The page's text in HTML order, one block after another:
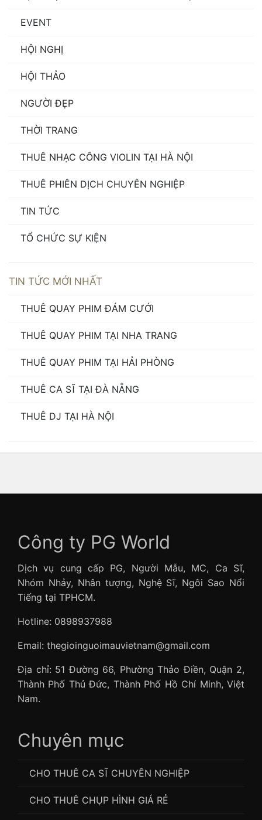
EVENT
HỘI NGHỊ
HỘI THẢO
NGƯỜI ĐẸP
THỜI TRANG
THUÊ NHẠC CÔNG VIOLIN TẠI HÀ NỘI
THUÊ PHIÊN DỊCH CHUYÊN NGHIỆP
TIN TỨC
TỔ CHỨC SỰ KIỆN
TIN TỨC MỚI NHẤT
THUÊ QUAY PHIM ĐÁM CƯỚI
THUÊ QUAY PHIM TẠI NHA TRANG
THUÊ QUAY PHIM TẠI HẢI PHÒNG
THUÊ CA SĨ TẠI ĐÀ NẴNG
THUÊ DJ TẠI HÀ NỘI
Công ty PG World
Dịch vụ cung cấp PG, Người Mẫu, MC, Ca Sĩ,
Nhóm Nhảy, Nhân tượng, Nghệ Sĩ, Ngôi Sao Nổi
Tiếng tại TPHCM.
Hotline: 0898937988
Email: thegioinguoimauvietnam@gmail.com
Địa chỉ: 51 Đường 66, Phường Thảo Điền, Quận 2,
Thành Phố Thủ Đức, Thành Phố Hồ Chí Minh, Việt
Nam.
Chuyên mục
CHO THUÊ CA SĨ CHUYÊN NGHIỆP
CHO THUÊ CHỤP HÌNH GIÁ RẺ